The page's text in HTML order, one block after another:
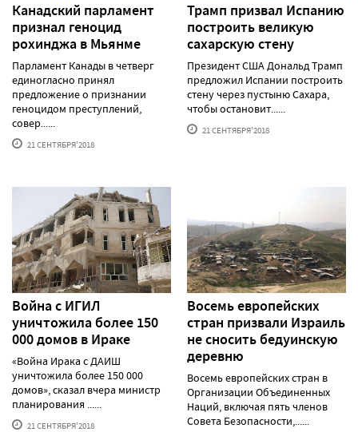
Канадский парламент
признал геноцид
рохинджа в Мьянме
Парламент Канады в четверг
единогласно принял
предложение о признании
геноцидом преступлений,
совер......
21 СЕНТЯБРЯ'2018
Трамп призвал Испанию
построить великую
сахарскую стену
Президент США Дональд Трамп
предложил Испании построить
стену через пустыню Сахара,
чтобы остановит......
21 СЕНТЯБРЯ'2018
Война с ИГИЛ
уничтожила более 150
000 домов в Ираке
«Война Ирака с ДАИШ
уничтожила более 150 000
домов», сказал вчера министр
планирования ......
21 СЕНТЯБРЯ'2018
Восемь европейских
стран призвали Израиль
не сносить бедуинскую
деревню
Восемь европейских стран в
Организации Объединенных
Наций, включая пять членов
Совета Безопасности,......